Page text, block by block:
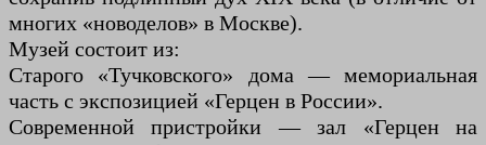
многих «новоделов» в Москве).
Музей состоит из:
Старого «Тучковского» дома — мемориальная
часть с экспозицией «Герцен в России».
Современной пристройки — зал «Герцен на